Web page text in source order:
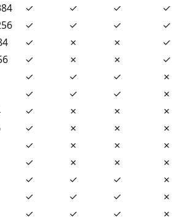
✓ ✓ ✓ ✓
✓ ✓ ✓ ✓
✓ ✗ ✗ ✓
✓ ✗ ✗ ✓
✓ ✓ ✓ ✗
✓ ✓ ✓ ✗
✓ ✗ ✗ ✗
✓ ✗ ✗ ✗
✓ ✗ ✗ ✗
✓ ✗ ✗ ✗
✓ ✓ ✓ ✗
✓ ✓ ✓ ✗
✓ ✓ ✓ ✗